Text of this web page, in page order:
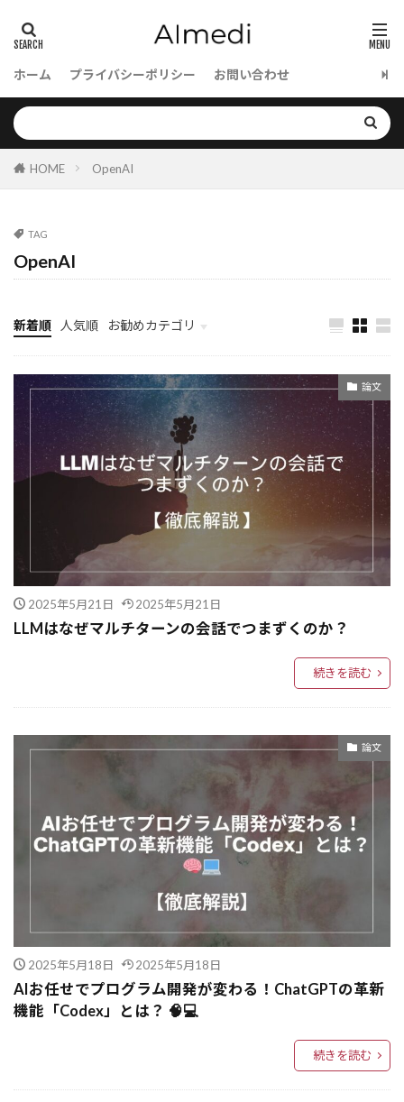
ホーム プライバシーポリシー お問い合わせ
CloudRun
Augmentation
asynico
ASR
ASCII 符号化方式
API
Amazonアソシエイト
AWS
AWS CloudTrail
Chain-of-Draft
bolt.new
Chain of Thought
CFPO celery
CBR
CausalML
CausalForest
CASE
CAMEL-AI
CAMEL BRAVE
BPMN
Bounded Context
Bolt
AWS computer Optimizer
BitNet
Binary Serarch tree
BigQuery
BeautifulSoup
B2Bマーケティング
Azureログイン
AZ
AWS開発支援
AWS公式ドキュメント
Firebase
Fine-tuning
Few-shotプロンプティング
functools.wraps
Few-shot
FB広告
FastAPI
Fabric MOD
EXISTS
EXCEPT(MINUS)
Evaluation機能
Ethereum
Enum
functools.partial
GAN（生成的敵対ネットワーク）
Embedding
GNN-RAG
GPT4o
GPT
GoogleのSEOの評価基準
HOME OpenAI
TAG
OpenAI
新着順 人気順 お勧めカテゴリ
データサイエンス
論文
2025年5月21日 2025年5月21日
LLMはなぜマルチターンの会話でつまずくのか？
続きを読む
論文
2025年5月18日 2025年5月18日
AIお任せでプログラム開発が変わる！ChatGPTの革新
機能「Codex」とは？ 🧠💻
続きを読む